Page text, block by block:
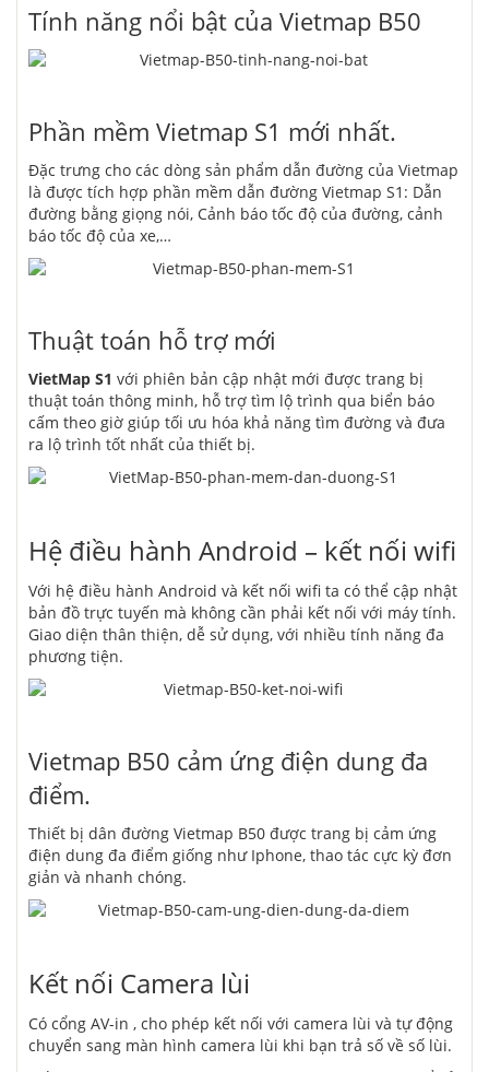
Tính năng nổi bật của Vietmap B50
Phần mềm Vietmap S1 mới nhất.
Đặc trưng cho các dòng sản phẩm dẫn đường của Vietmap
là được tích hợp phần mềm dẫn đường Vietmap S1: Dẫn
đường bằng giọng nói, Cảnh báo tốc độ của đường, cảnh
báo tốc độ của xe,…
Thuật toán hỗ trợ mới
VietMap S1 với phiên bản cập nhật mới được trang bị
thuật toán thông minh, hỗ trợ tìm lộ trình qua biển báo
cấm theo giờ giúp tối ưu hóa khả năng tìm đường và đưa
ra lộ trình tốt nhất của thiết bị.
Hệ điều hành Android – kết nối wifi
Với hệ điều hành Android và kết nối wifi ta có thể cập nhật
bản đồ trực tuyến mà không cần phải kết nối với máy tính.
Giao diện thân thiện, dễ sử dụng, với nhiều tính năng đa
phương tiện.
Vietmap B50 cảm ứng điện dung đa
điểm.
Thiết bị dân đường Vietmap B50 được trang bị cảm ứng
điện dung đa điểm giống như Iphone, thao tác cực kỳ đơn
giản và nhanh chóng.
Kết nối Camera lùi
Có cổng AV-in , cho phép kết nối với camera lùi và tự động
chuyển sang màn hình camera lùi khi bạn trả số về số lùi.